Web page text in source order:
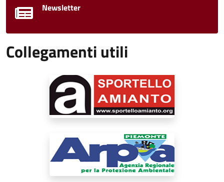
Newsletter
Collegamenti utili